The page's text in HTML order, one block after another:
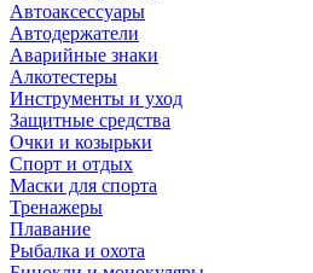
Автоаксессуары
Автодержатели
Аварийные знаки
Алкотестеры
Инструменты и уход
Защитные средства
Очки и козырьки
Спорт и отдых
Маски для спорта
Тренажеры
Плавание
Рыбалка и охота